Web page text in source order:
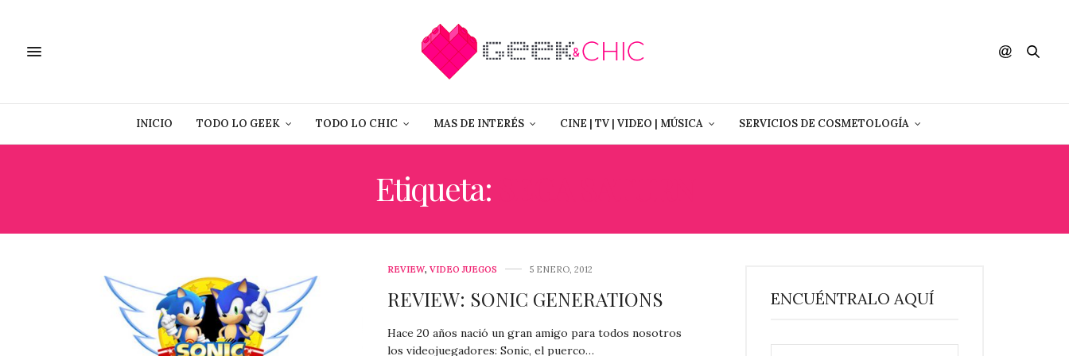
INICIO TODO LO GEEK TODO LO CHIC MAS DE INTERÉS CINE | TV | VIDEO | MÚSICA SERVICIOS DE COSMETOLOGÍA
Etiqueta:
REVIEW, VIDEO JUEGOS 5 ENERO, 2012
REVIEW: SONIC GENERATIONS
Hace 20 años nació un gran amigo para todos nosotros
los videojuegadores: Sonic, el puerco…
ENCUÉNTRALO AQUÍ